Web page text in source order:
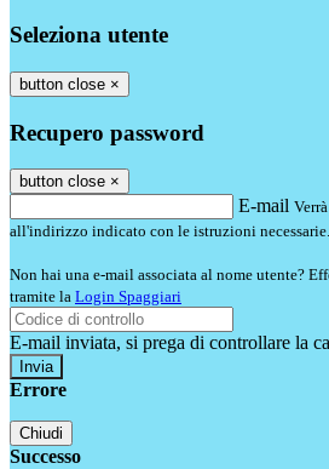
Seleziona utente
button close ×
Recupero password
button close ×
E-mail
all'indirizzo indicato con le istruzioni necessarie.
Non hai una e-mail associata al nome utente?
tramite la Login Spaggiari
E-mail inviata, si prega di controllare la
Errore
Chiudi
Successo